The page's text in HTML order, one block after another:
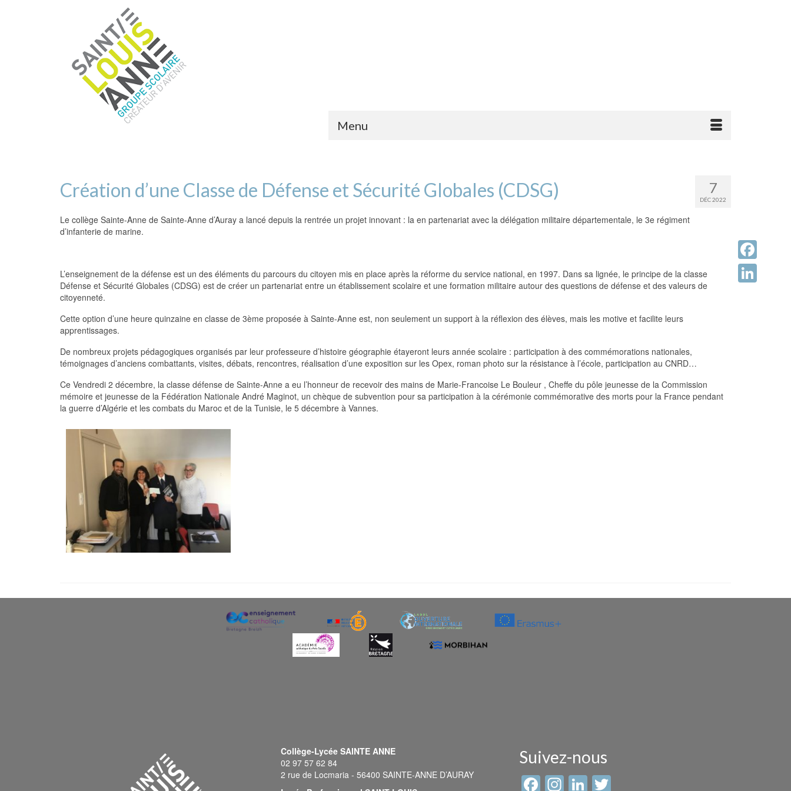
Menu
7
DÉC 2022
Création d’une Classe de Défense et Sécurité Globales (CDSG)
Le collège Sainte-Anne de Sainte-Anne d’Auray a lancé depuis la rentrée un projet innovant : la en partenariat avec la délégation militaire départementale, le 3e régiment
d’infanterie de marine.
L’enseignement de la défense est un des éléments du parcours du citoyen mis en place après la réforme du service national, en 1997. Dans sa lignée, le principe de la classe
Défense et Sécurité Globales (CDSG) est de créer un partenariat entre un établissement scolaire et une formation militaire autour des questions de défense et des valeurs de
citoyenneté.
Cette option d’une heure quinzaine en classe de 3ème proposée à Sainte-Anne est, non seulement un support à la réflexion des élèves, mais les motive et facilite leurs
apprentissages.
De nombreux projets pédagogiques organisés par leur professeure d’histoire géographie étayeront leurs année scolaire : participation à des commémorations nationales,
témoignages d’anciens combattants, visites, débats, rencontres, réalisation d’une exposition sur les Opex, roman photo sur la résistance à l’école, participation au CNRD…
Ce Vendredi 2 décembre, la classe défense de Sainte-Anne a eu l’honneur de recevoir des mains de Marie-Francoise Le Bouleur , Cheffe du pôle jeunesse de la Commission
mémoire et jeunesse de la Fédération Nationale André Maginot, un chèque de subvention pour sa participation à la cérémonie commémorative des morts pour la France pendant
la guerre d’Algérie et les combats du Maroc et de la Tunisie, le 5 décembre à Vannes.
Collège-Lycée SAINTE ANNE
02 97 57 62 84
2 rue de Locmaria - 56400 SAINTE-ANNE D’AURAY
Suivez-nous
Facebook
Instagram
LinkedIn
Facebook